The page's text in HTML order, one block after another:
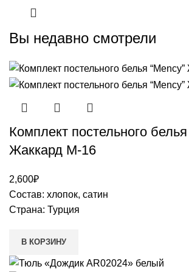
Вы недавно смотрели
Комплект постельного белья
Жаккард M-16
2,600₽
Состав: хлопок, сатин
Страна: Турция
В КОРЗИНУ